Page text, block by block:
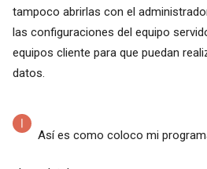
tampoco abrirlas con el
las configuraciones del equipo
equipos cliente para que puedan
datos.
Así es como coloco mi